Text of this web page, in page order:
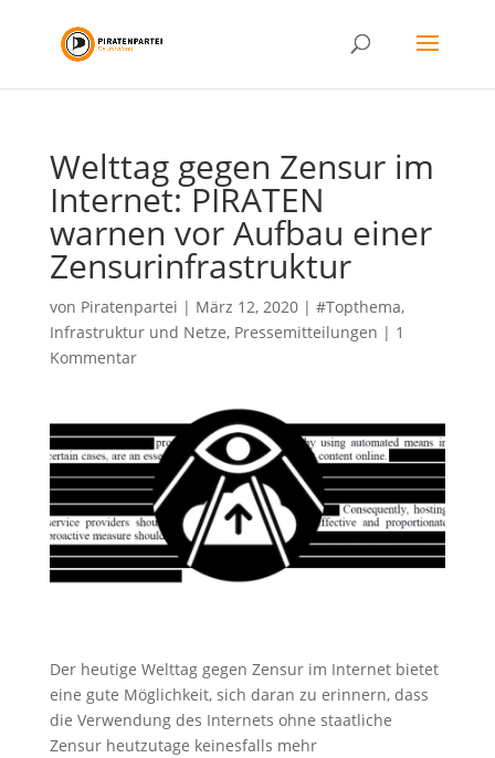
Welttag gegen Zensur im
Internet: PIRATEN
warnen vor Aufbau einer
Zensurinfrastruktur
von Piratenpartei | März 12, 2020| #Topthema,
Infrastruktur und Netze, Pressemitteilungen | 1
Kommentar
Der heutige Welttag gegen Zensur im Internet bietet
eine gute Möglichkeit, sich daran zu erinnern, dass
die Verwendung des Internets ohne staatliche
Zensur heutzutage keinesfalls mehr